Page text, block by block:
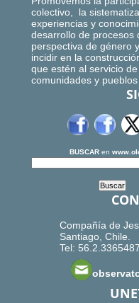
colectivo, la
experiencias y
desarrollo de procesos
perspectiva de género
incidir en la
que estén al servicio
comunidades y
BUSCAR en
Compañía de
Santiago, Chile.
Tel: